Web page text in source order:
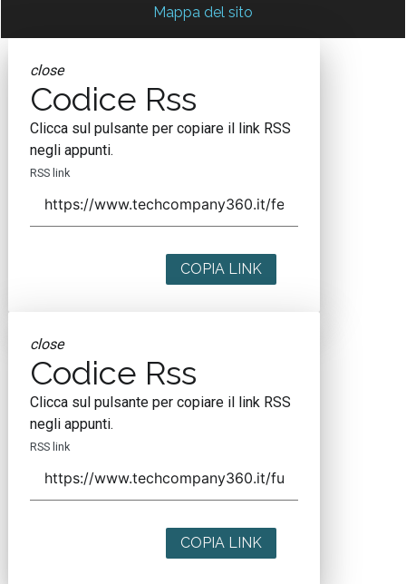
Mappa del sito
close
Codice Rss
Clicca sul pulsante per copiare il link RSS
negli appunti.
RSS link
COPIA LINK
close
Codice Rss
Clicca sul pulsante per copiare il link RSS
negli appunti.
RSS link
COPIA LINK